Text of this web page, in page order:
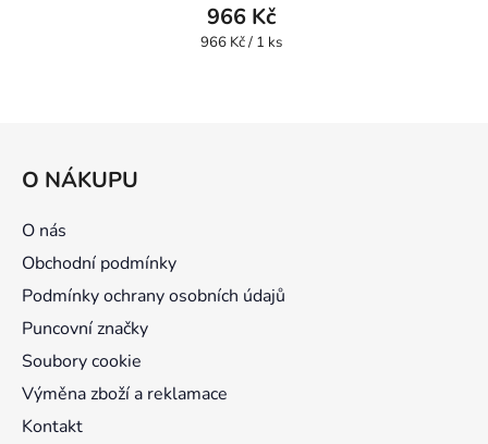
966 Kč
Měrná
966 Kč / 1 ks
O NÁKUPU
O nás
Obchodní podmínky
Podmínky ochrany osobních údajů
Puncovní značky
Soubory cookie
Výměna zboží a reklamace
Kontakt